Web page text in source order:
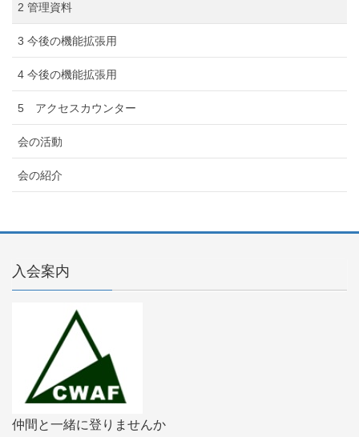
2 管理資料
3 今後の機能拡張用
4 今後の機能拡張用
5 アクセスカウンター
会の活動
会の紹介
入会案内
仲間と一緒に登りませんか